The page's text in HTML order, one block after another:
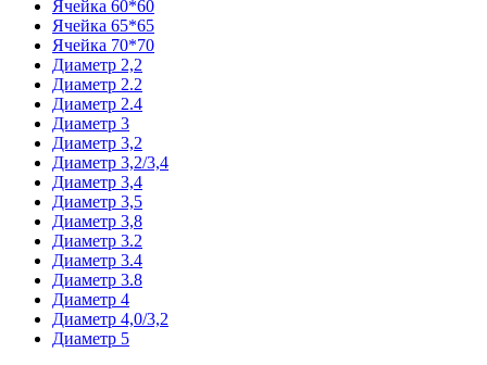
Ячейка 60*60
Ячейка 65*65
Ячейка 70*70
Диаметр 2,2
Диаметр 2.2
Диаметр 2.4
Диаметр 3
Диаметр 3,2
Диаметр 3,2/3,4
Диаметр 3,4
Диаметр 3,5
Диаметр 3,8
Диаметр 3.2
Диаметр 3.4
Диаметр 3.8
Диаметр 4
Диаметр 4,0/3,2
Диаметр 5